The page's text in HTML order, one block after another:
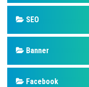
SEO
Banner
Facebook